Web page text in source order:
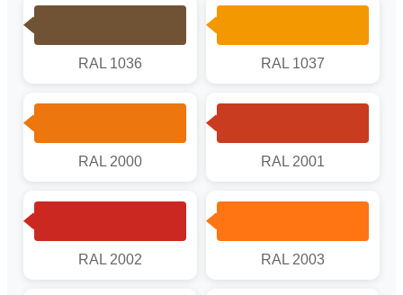
RAL 1036 RAL 1037
RAL 2000 RAL 2001
RAL 2002 RAL 2003